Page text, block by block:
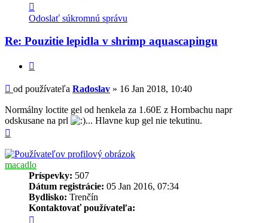
informácie
používateľa
Radoslav
Odoslať súkromnú správu
Re: Pouzitie lepidla v shrimp aquascapingu
Príspevok
od používateľa Radoslav » 16 Jan 2018, 10:40
Normálny loctite gel od henkela za 1.60E z Hornbachu napr
odskusane na prl
... Hlavne kup gel nie tekutinu.
macadlo
Príspevky: 507
Dátum registrácie: 05 Jan 2016, 07:34
Bydlisko: Trenčín
Kontaktovať používateľa: